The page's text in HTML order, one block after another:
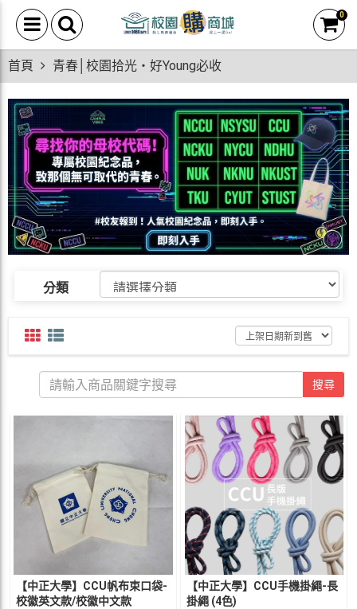
0
首頁 青春│校園拾光・好Young必收
分類
搜尋
【中正大學】CCU帆布束口袋-
校徽英文款/校徽中文款
【中正大學】CCU手機掛繩-長
掛繩 (4色)